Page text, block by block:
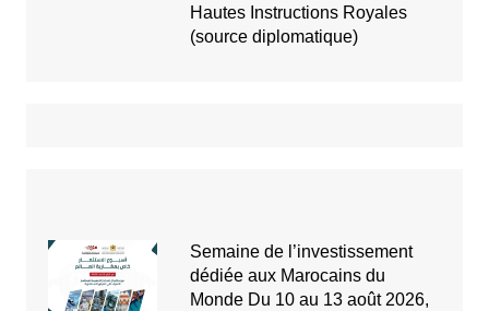
Hautes Instructions Royales
(source diplomatique)
Semaine de l’investissement
dédiée aux Marocains du
Monde Du 10 au 13 août 2026,